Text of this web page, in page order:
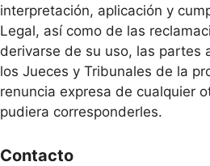
interpretación, aplicación y
Legal, así como de las
derivarse de su uso, las partes
los Jueces y Tribunales de la
renuncia expresa de cualquier
pudiera corresponderles.
Contacto